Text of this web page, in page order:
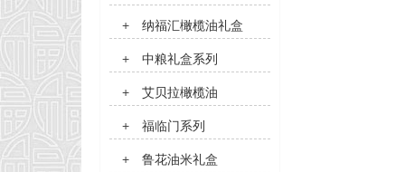
+ 纳福汇橄榄油礼盒
+ 中粮礼盒系列
+ 艾贝拉橄榄油
+ 福临门系列
+ 鲁花油米礼盒